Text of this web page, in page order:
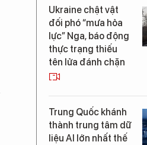
Ukraine chật vật
đối phó “mưa hỏa
lực” Nga, báo động
thực trạng thiếu
tên lửa đánh chặn
Trung Quốc khánh
thành trung tâm dữ
liệu AI lớn nhất thế